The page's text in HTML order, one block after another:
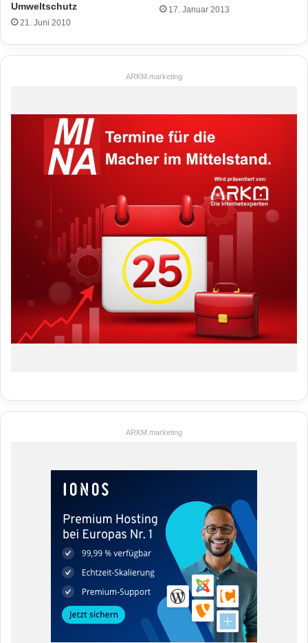
Umweltschutz
21. Juni 2010
17. Januar 2013
ARKM.marketing
ARKM.marketing